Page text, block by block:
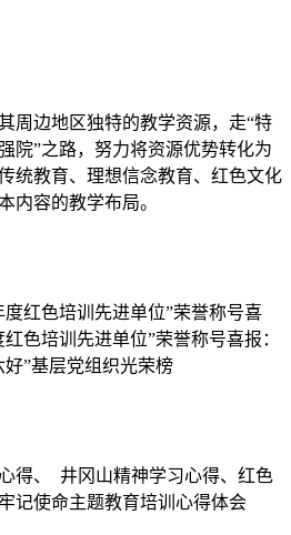
周边地区独特的教学资源，走“特
院”之路，努力将资源优势转化为
统教育、理想信念教育、红色文化
内容的教学布局。
度红色培训先进单位”荣誉称号喜
色培训先进单位”荣誉称号喜报：
”基层党组织光荣榜
得、 井冈山精神学习心得、红色
记使命主题教育培训心得体会